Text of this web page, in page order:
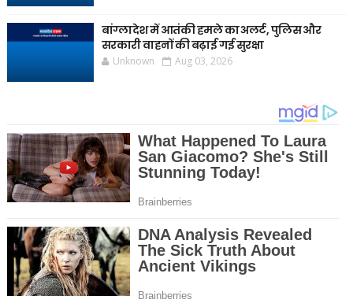
बांग्लादेश में आतंकी हमले का अलर्ट, पुलिस और
सरकारी वाहनों की बढ़ाई गई सुरक्षा
Unknown Aug 03, 2026